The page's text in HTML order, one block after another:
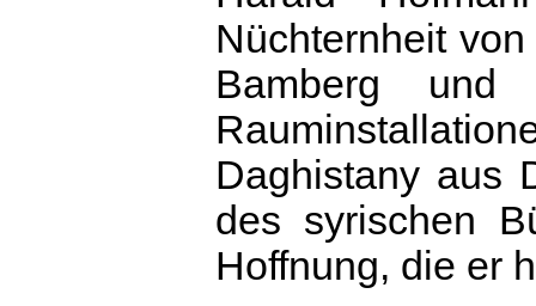
Nüchternheit
Bamberg
Daghistany aus
des syrischen
Hoffnung, die er